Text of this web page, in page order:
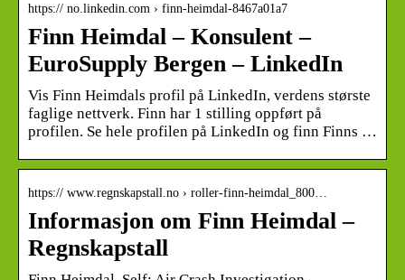
https:// no.linkedin.com › finn-heimdal-8467a01a7
Finn Heimdal – Konsulent –
EuroSupply Bergen – LinkedIn
Vis Finn Heimdals profil på LinkedIn, verdens største
faglige nettverk. Finn har 1 stilling oppført på
profilen. Se hele profilen på LinkedIn og finn Finns …
https:// www.regnskapstall.no › roller-finn-heimdal_800…
Informasjon om Finn Heimdal –
Regnskapstall